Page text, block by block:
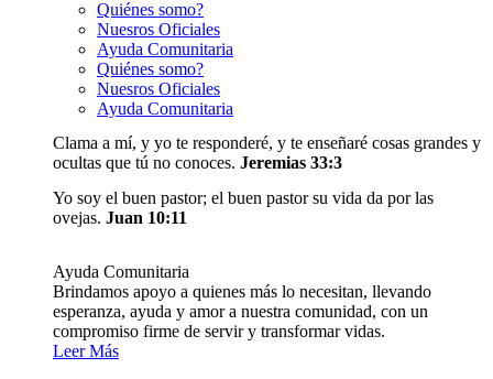
Quiénes somo?
Nuesros Oficiales
Ayuda Comunitaria
Quiénes somo?
Nuesros Oficiales
Ayuda Comunitaria
Clama a mí, y yo te responderé, y te enseñaré cosas grandes y
ocultas que tú no conoces. Jeremias 33:3
Yo soy el buen pastor; el buen pastor su vida da por las
ovejas. Juan 10:11
Ayuda Comunitaria
Brindamos apoyo a quienes más lo necesitan, llevando
esperanza, ayuda y amor a nuestra comunidad, con un
compromiso firme de servir y transformar vidas.
Leer Más